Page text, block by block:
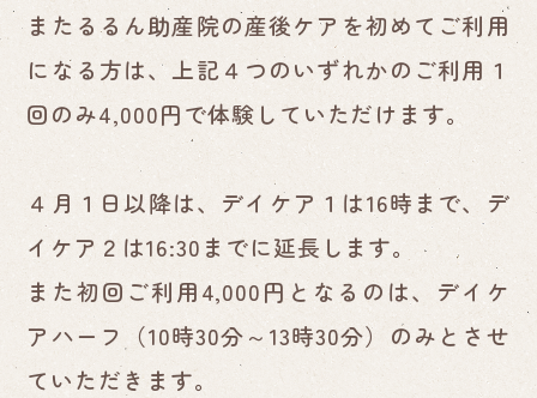
またるるん助産院の産後ケアを初めてご利用
になる方は、上記４つのいずれかのご利用１
回のみ4,000円で体験していただけます。
４月１日以降は、デイケア１は16時まで、デ
イケア２は16:30までに延長します。
また初回ご利用4,000円となるのは、デイケ
アハーフ（10時30分～13時30分）のみとさせ
ていただきます。